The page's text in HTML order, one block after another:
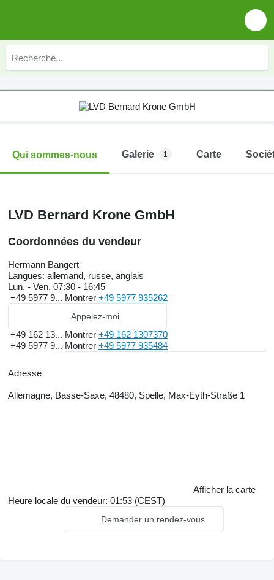
Qui sommes-nous Galerie 1 Carte
LVD Bernard Krone GmbH
Coordonnées du vendeur
Hermann Bangert
Langues: allemand, russe, anglais
Lun. - Ven. 07:30 - 16:45
+49 5977 9... Montrer +49 5977 935262
Appelez-moi
+49 162 13... Montrer +49 162 1307370
+49 5977 9... Montrer +49 5977 935484
Adresse
Allemagne, Basse-Saxe, 48480, Spelle, Max-Eyth-Straße 1
Afficher la carte
Heure locale du vendeur: 01:53 (CEST)
Demander un rendez-vous